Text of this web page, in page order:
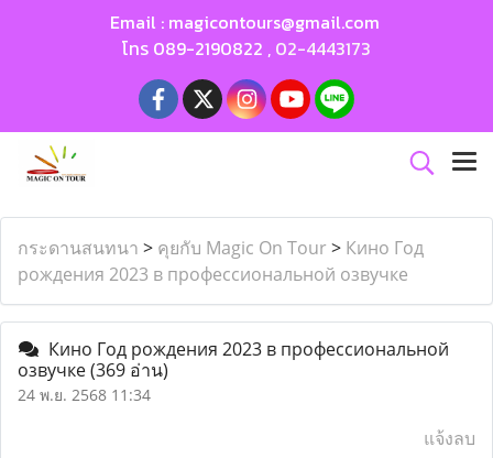
Email : magicontours@gmail.com
โทร 089-2190822 , 02-4443173
กระดานสนทนา > คุยกับ Magic On Tour > Кино Год
рождения 2023 в профессиональной озвучке
Кино Год рождения 2023 в профессиональной
озвучке(369 อ่าน)
24 พ.ย. 2568 11:34
แจ้งลบ